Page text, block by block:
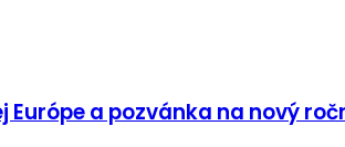
a pozvánka na nový